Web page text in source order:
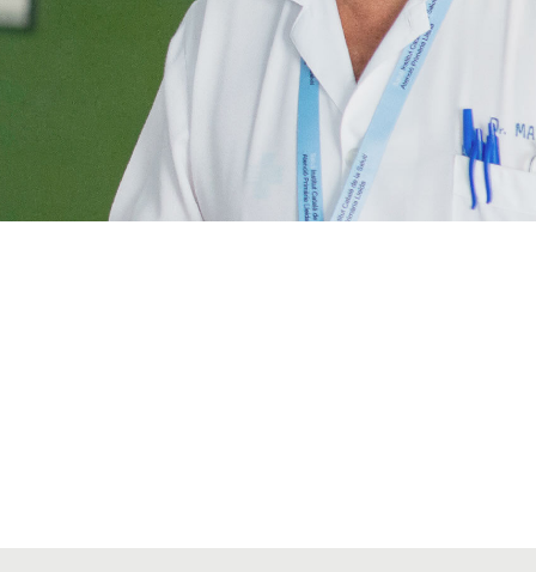
AGENCIA DE
OFERTAS Y
DESCUENTOS